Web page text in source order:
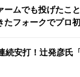
ームでも投げたこ
たフォークでプロ
続安打！辻発彦氏